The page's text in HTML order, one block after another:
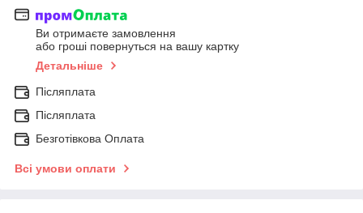
Ви отримаєте замовлення
або гроші повернуться на вашу картку
Детальніше
Післяплата
Післяплата
Безготівкова Оплата
Всі умови оплати